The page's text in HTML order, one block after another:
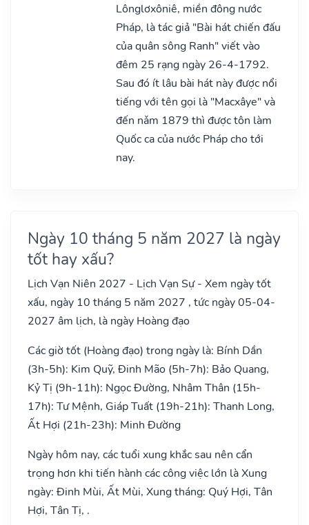
Lônglơxôniê, miền đông nước
Pháp, là tác giả "Bài hát chiến đấu
của quân sông Ranh" viết vào
đêm 25 rạng ngày 26-4-1792.
Sau đó ít lâu bài hát này được nổi
tiếng với tên gọi là "Macxâye" và
đến nǎm 1879 thì được tôn làm
Quốc ca của nước Pháp cho tới
nay.
Ngày 10 tháng 5 năm 2027 là ngày
tốt hay xấu?
Lịch Vạn Niên 2027 - Lịch Vạn Sự - Xem ngày tốt
xấu, ngày 10 tháng 5 năm 2027 , tức ngày 05-04-
2027 âm lịch, là ngày Hoàng đạo
Các giờ tốt (Hoàng đạo) trong ngày là: Bính Dần
(3h-5h): Kim Quỹ, Đinh Mão (5h-7h): Bảo Quang,
Kỷ Tị (9h-11h): Ngọc Đường, Nhâm Thân (15h-
17h): Tư Mệnh, Giáp Tuất (19h-21h): Thanh Long,
Ất Hợi (21h-23h): Minh Đường
Ngày hôm nay, các tuổi xung khắc sau nên cẩn
trọng hơn khi tiến hành các công việc lớn là Xung
ngày: Đinh Mùi, Ất Mùi, Xung tháng: Quý Hợi, Tân
Hợi, Tân Tị, .